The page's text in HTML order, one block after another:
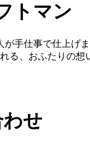
トマン
が手仕事で仕上げ
る、おふたりの想
せ